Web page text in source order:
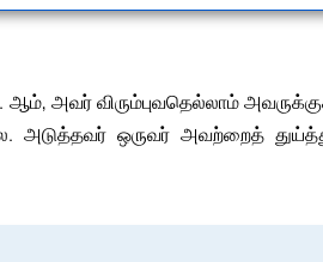
அவர் விரும்புவதெல்லாம்
அடுத்தவர் ஒருவர் அவற்றைத்